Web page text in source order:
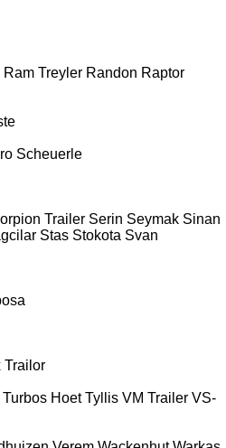
Ram Treyler Randon Raptor
Scheuerle
Trailer Serin Seymak Sinan
Stas Stokota Svan
Trailor
Turbos Hoet Tyllis VM Trailer VS-